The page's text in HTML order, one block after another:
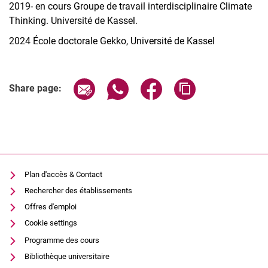
Nicole Kasper, M.A.
Dr. Christina Liemann
2019- en cours Groupe de travail interdisciplinaire Climate
Thinking. Université de Kassel.
2024 École doctorale Gekko, Université de Kassel
Share page: Share page via email
Share page via WhatsApp
Share page via
Plan d'accès & Contact
Rechercher des établissements
Offres d'emploi
Cookie settings
Programme des cours
Bibliothèque universitaire